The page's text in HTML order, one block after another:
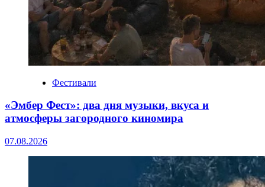
Фестивали
«Эмбер Фест»: два дня музыки, вкуса и
атмосферы загородного киномира
07.08.2026